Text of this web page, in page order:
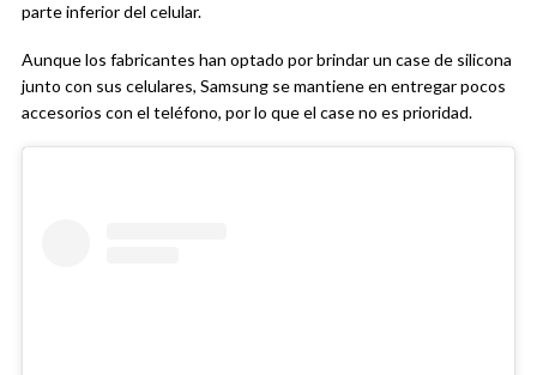
parte inferior del celular.
Aunque los fabricantes han optado por brindar un case de silicona
junto con sus celulares, Samsung se mantiene en entregar pocos
accesorios con el teléfono, por lo que el case no es prioridad.